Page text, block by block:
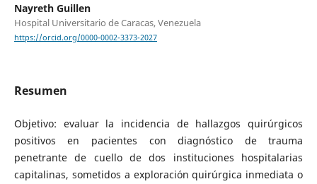
Nayreth Guillen
Hospital Universitario de Caracas, Venezuela
https://orcid.org/0000-0002-3373-2027
Resumen
Objetivo: evaluar la incidencia de hallazgos quirúrgicos
positivos en pacientes con diagnóstico de trauma
penetrante de cuello de dos instituciones hospitalarias
capitalinas, sometidos a exploración quirúrgica inmediata o